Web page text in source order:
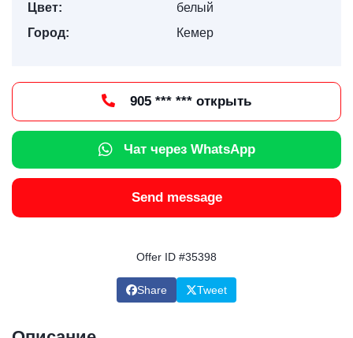
Цвет:
белый
Город:
Кемер
905 *** *** открыть
Чат через WhatsApp
Send message
Offer ID #35398
Share Tweet